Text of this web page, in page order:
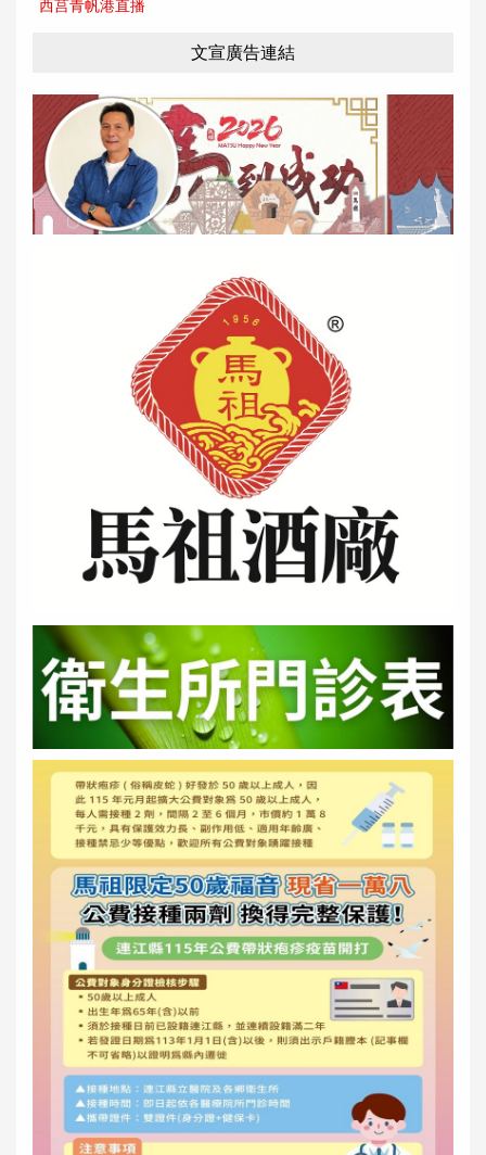
西莒青帆港直播
文宣廣告連結